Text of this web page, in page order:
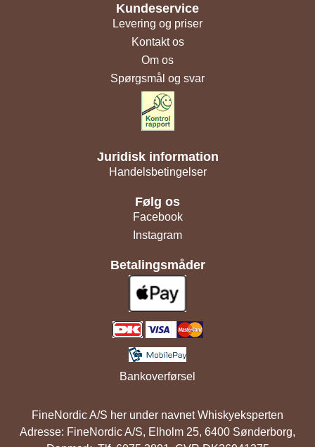
Kundeservice
Levering og priser
Kontakt os
Om os
Spørgsmål og svar
Juridisk information
Handelsbetingelser
Følg os
Facebook
Instagram
Betalingsmåder
Bankoverførsel
FineNordic A/S her under navnet Whiskyeksperten
Adresse: FineNordic A/S, Elholm 25, 6400 Sønderborg,